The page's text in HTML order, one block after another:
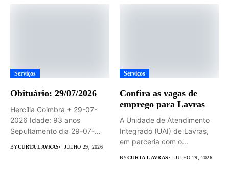
Serviços
Obituário: 29/07/2026
Hercília Coimbra + 29-07-
2026 Idade: 93 anos
Sepultamento dia 29-07-
BYCURTA LAVRAS JULHO 29, 2026
Serviços
Confira as vagas de
emprego para Lavras
A Unidade de Atendimento
Integrado (UAI) de Lavras,
em parceria com o...
BYCURTA LAVRAS JULHO 29, 2026